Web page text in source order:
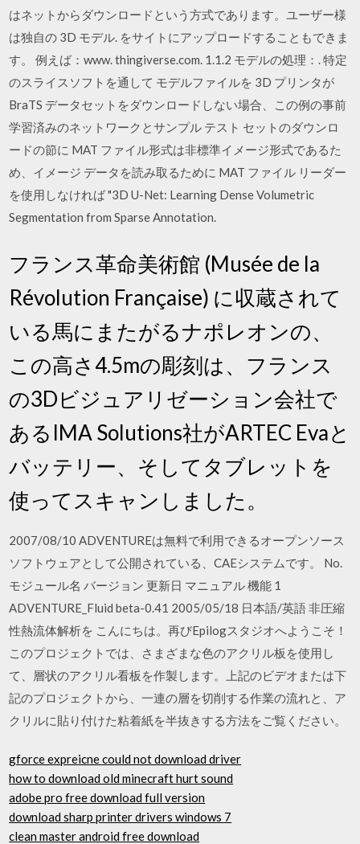
はネットからダウンロードという方式であります。ユーザー様
は独自の 3D モデル. をサイトにアップロードすることもできま
す。 例えば：www. thingiverse.com. 1.1.2 モデルの処理：. 特定
のスライスソフトを通して モデルファイルを 3D プリンタが
BraTS データセットをダウンロードしない場合、この例の事前
学習済みのネットワークとサンプル テスト セットのダウンロ
ードの節に MAT ファイル形式は非標準イメージ形式であるた
め、イメージ データを読み取るために MAT ファイル リーダー
を使用しなければ "3D U-Net: Learning Dense Volumetric
Segmentation from Sparse Annotation.
フランス革命美術館 (Musée de la
Révolution Française) に収蔵されて
いる馬にまたがるナポレオンの、
この高さ4.5mの彫刻は、フランス
の3Dビジュアリゼーション会社で
あるIMA Solutions社がARTEC Evaと
バッテリー、そしてタブレットを
使ってスキャンしました。
2007/08/10 ADVENTUREは無料で利用できるオープンソース
ソフトウェアとして公開されている、CAEシステムです。 No.
モジュール名 バージョン 更新日 マニュアル 機能 1
ADVENTURE_Fluid beta-0.41 2005/05/18 日本語/英語 非圧縮
性熱流体解析を こんにちは。再びEpilogスタジオへようこそ！
このプロジェクトでは、さまざまな色のアクリル板を使用し
て、層状のアクリル看板を作製します。上記のビデオまたは下
記のプロジェクトから、一連の層を切削する作業の流れと、ア
クリルに貼り付けた粘着紙を半抜きする方法をご覧ください。
gforce expreicne could not download driver
how to download old minecraft hurt sound
adobe pro free download full version
download sharp printer drivers windows 7
clean master android free download